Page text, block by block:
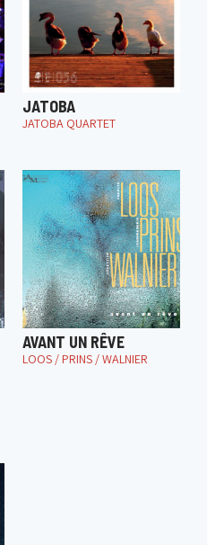
JATOBA
JATOBA QUARTET
AVANT UN RÊVE
LOOS / PRINS / WALNIER